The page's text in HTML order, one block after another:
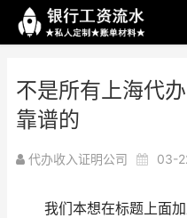
不是所有上海代
靠谱的
代办收入证明公司 03-
我们本想在标题上面加